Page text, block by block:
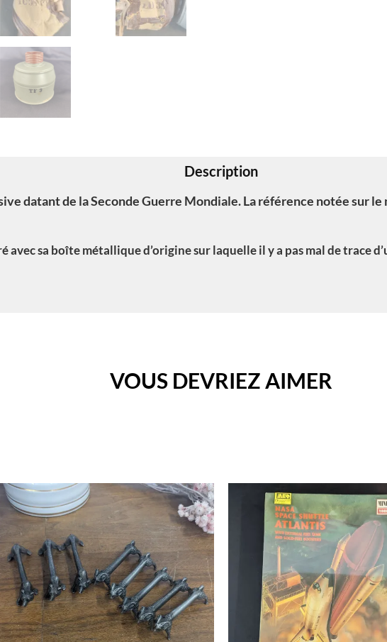
Description
datant de la Seconde Guerre Mondiale. La référence notée sur le
avec sa boîte métallique d’origine sur laquelle il y a pas mal de trace
VOUS DEVRIEZ AIMER